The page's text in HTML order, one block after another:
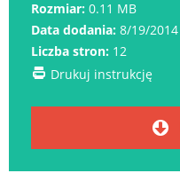
Rozmiar: 0.11 MB
Data dodania: 8/19/2014
Liczba stron: 12
Drukuj instrukcję